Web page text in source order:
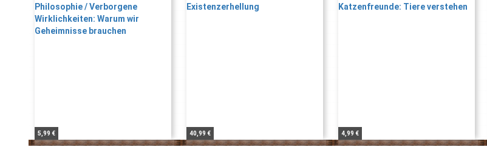
5,99 € 40,99 € 4,99 €